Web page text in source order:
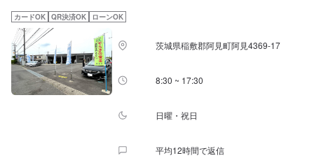
す。予めご了承ください。-----代車について-----代車をご用意しています。お
車の作業中は代車をご利用ください。※代車の燃料代はお客様にご負担いただ
いております。-----ご来店時の注意、受付方法-----入庫の際はお気をつけてお
越しください。駐車スペースは事務所前の空いているスペースに駐車してく
ださい。受付はスタッフへ「メンテモで予約しました」とお伝えください。
ご案内いたします。【定休日・営業時間】定休日：年中無休（大型連休のみ
休み）営業時間：9:00~18:00
カードOK QR決済OK ローンOK
茨城県稲敷郡阿見町阿見4369-17
8:30 ~ 17:30
日曜・祝日
平均12時間で返信